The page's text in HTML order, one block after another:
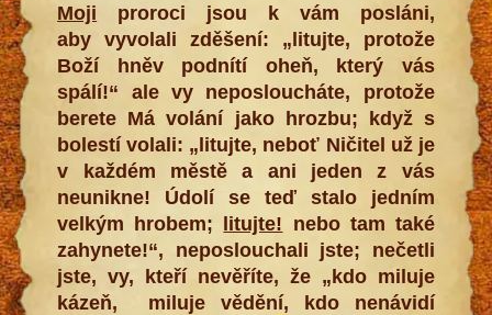
Moji proroci jsou k vám posláni,
aby vyvolali zděšení: „litujte, protože
Boží hněv podnítí oheň, který vás
spálí!“ ale vy neposloucháte, protože
berete Má volání jako hrozbu; když s
bolestí volali: „litujte, neboť Ničitel už je
v každém městě a ani jeden z vás
neunikne! Údolí se teď stalo jedním
velkým hrobem; litujte! nebo tam také
zahynete!“, neposlouchali jste; nečetli
jste, vy, kteří nevěříte, že „kdo miluje
kázeň, miluje vědění, kdo nenávidí